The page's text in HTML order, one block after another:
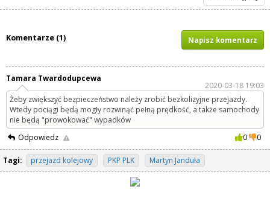
Komentarze (1) Napisz komentarz
Tamara Twardodupcewa
2020-03-18 19:03
Żeby zwiększyć bezpieczeństwo należy zrobić bezkolizyjne przejazdy.
Wtedy pociągi będą mogły rozwinąć pełną prędkość, a także samochody
nie będą "prowokować" wypadków
Odpowiedz
0 0
Tagi: przejazd kolejowy PKP PLK Martyn Janduła